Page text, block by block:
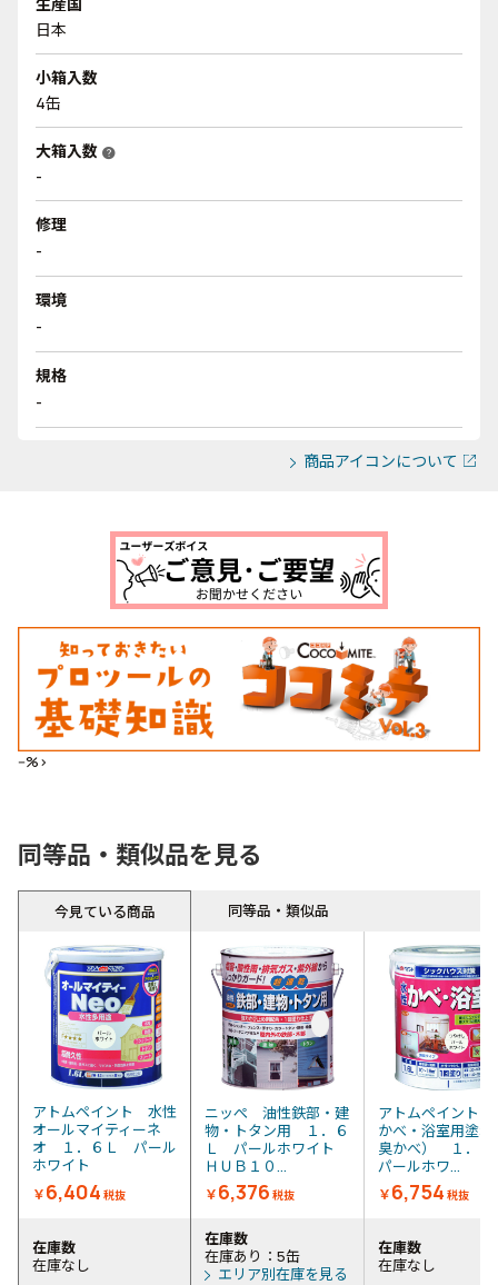
日本
小箱入数
4缶
大箱入数 help
-
修理
-
環境
-
規格
-
商品アイコンについて
--%>
同等品・類似品を見る
今見ている商品 同等品・類似品
アトムペイント 水性
オールマイティーネ
オ １．６Ｌ パール
ホワイト
￥6,404 税抜
ニッぺ 油性鉄部・建
物・トタン用 １．６
Ｌ パールホワイト
ＨＵＢ１０...
￥6,376 税抜
アトムペイント
かべ・浴室用塗料
臭かべ） １．
パールホワ...
￥6,754 税抜
在庫数
在庫なし
在庫数
在庫あり：5缶
エリア別在庫を見る
在庫数
在庫なし